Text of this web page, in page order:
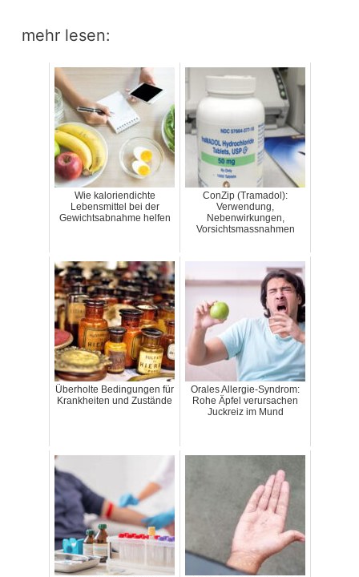
mehr lesen:
Wie kaloriendichte
Lebensmittel bei der
Gewichtsabnahme helfen
ConZip (Tramadol):
Verwendung,
Nebenwirkungen,
Vorsichtsmassnahmen
Überholte Bedingungen für
Krankheiten und Zustände
Orales Allergie-Syndrom:
Rohe Äpfel verursachen
Juckreiz im Mund